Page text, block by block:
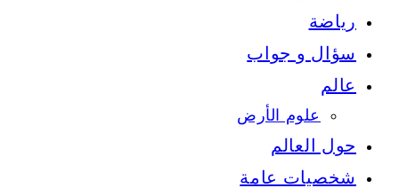
رياضة
سؤال و جواب
عالم
علوم الأرض
حول العالم
شخصيات عامة